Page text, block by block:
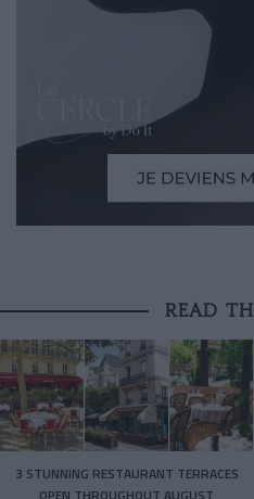
READ
3 STUNNING RESTAURANT TERRACES